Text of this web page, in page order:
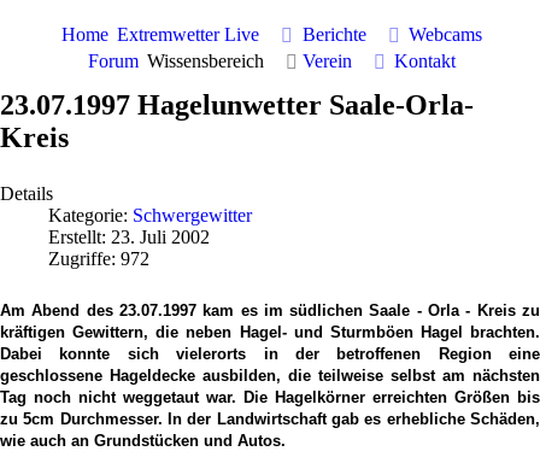
Home Extremwetter Live Berichte
Webcams
Forum Wissensbereich Verein Kontakt
23.07.1997 Hagelunwetter Saale-Orla-
Kreis
Details
Kategorie: Schwergewitter
Erstellt: 23. Juli 2002
Zugriffe: 972
Am Abend des 23.07.1997 kam es im südlichen Saale - Orla - Kreis zu
kräftigen Gewittern, die neben Hagel- und Sturmböen Hagel brachten.
Dabei konnte sich vielerorts in der betroffenen Region eine
geschlossene Hageldecke ausbilden, die teilweise selbst am nächsten
Tag noch nicht weggetaut war. Die Hagelkörner erreichten Größen bis
zu 5cm Durchmesser. In der Landwirtschaft gab es erhebliche Schäden,
wie auch an Grundstücken und Autos.